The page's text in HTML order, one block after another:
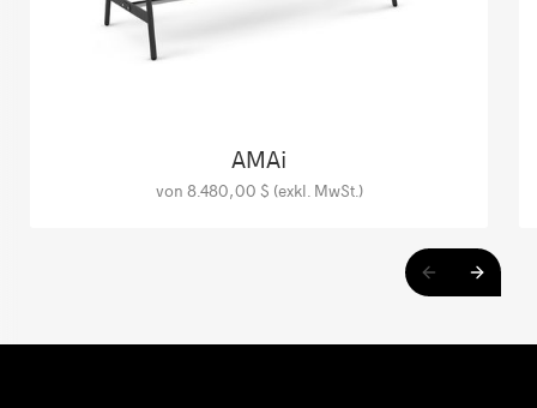
AMAi
von 8.480,00 $ (exkl. MwSt.)